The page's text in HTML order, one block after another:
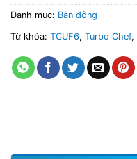
Danh mục: Bàn đông
Từ khóa: TCUF6, Turbo Chef,